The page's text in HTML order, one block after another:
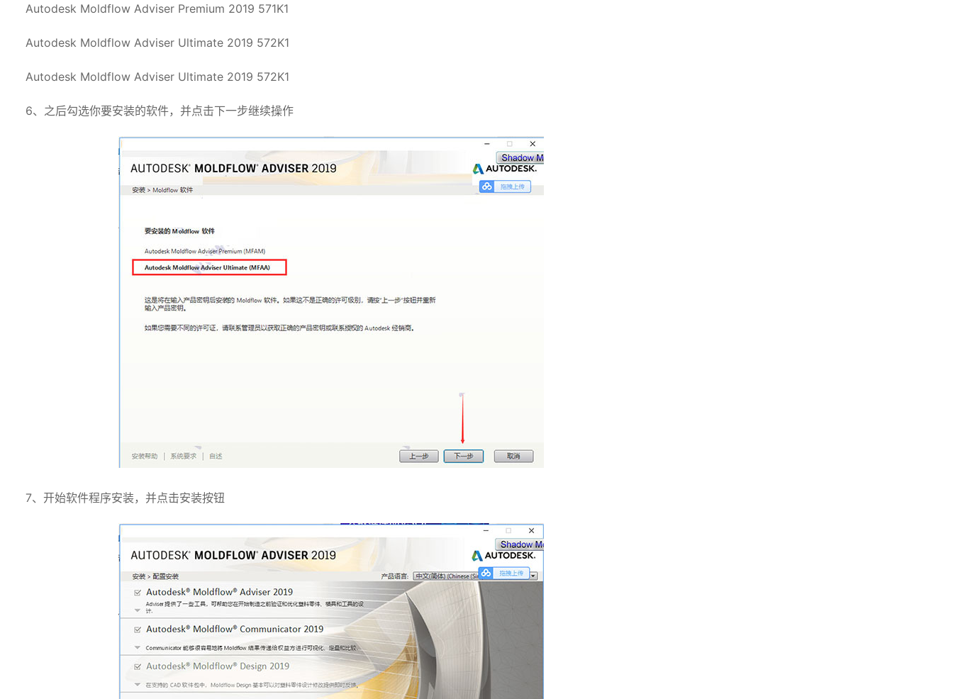
Autodesk Moldflow Adviser Premium 2019 571K1
Autodesk Moldflow Adviser Ultimate 2019 572K1
Autodesk Moldflow Adviser Ultimate 2019 572K1
6、之后勾选你要安装的软件，并点击下一步继续操作
7、开始软件程序安装，并点击安装按钮